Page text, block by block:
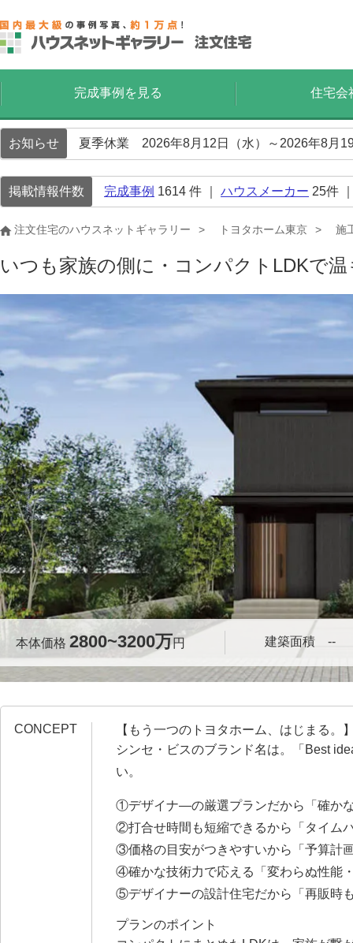
完成事例を見る 住宅会
お知らせ 夏季休業 2026年8月12日（水）～2026年8月
掲載情報件数 完成事例 1614 件 ｜ ハウスメーカー 25件
注文住宅のハウスネットギャラリー トヨタホーム東京 施
いつも家族の側に・コンパクトLDKで
本体価格 2800~3200万円 建築面積 --
CONCEPT
【もう一つのトヨタホーム、はじまる。
シンセ・ビスのブランド名は。「Best
い。
①デザイナ―の厳選プランだから「確か
②打合せ時間も短縮できるから「タイム
③価格の目安がつきやすいから「予算計
④確かな技術力で応える「変わらぬ性能
⑤デザイナーの設計住宅だから「再販時
プランのポイント